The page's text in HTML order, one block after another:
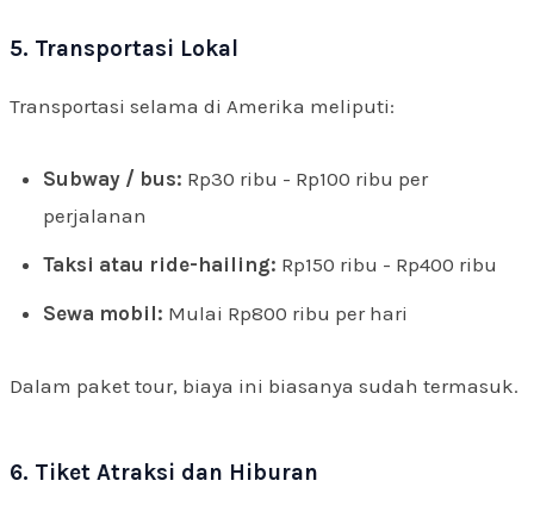
5. Transportasi Lokal
Transportasi selama di Amerika meliputi:
Subway / bus: Rp30 ribu - Rp100 ribu per
perjalanan
Taksi atau ride-hailing: Rp150 ribu - Rp400 ribu
Sewa mobil: Mulai Rp800 ribu per hari
Dalam paket tour, biaya ini biasanya sudah termasuk.
6. Tiket Atraksi dan Hiburan